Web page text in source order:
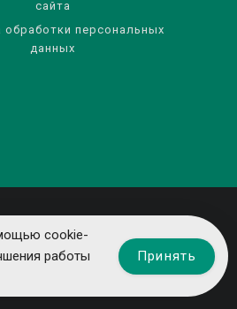
сайта
обработки персональных
данных
cookie-
работы
Принять